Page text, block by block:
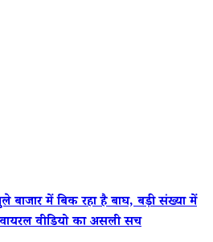
में बिक रहा है बाघ, बड़ी संख्या में
वीडियो का असली सच